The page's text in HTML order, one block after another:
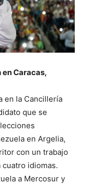
Caracas,
en la Cancillería
que se
en Argelia,
con un trabajo
idiomas.
a Mercosur y